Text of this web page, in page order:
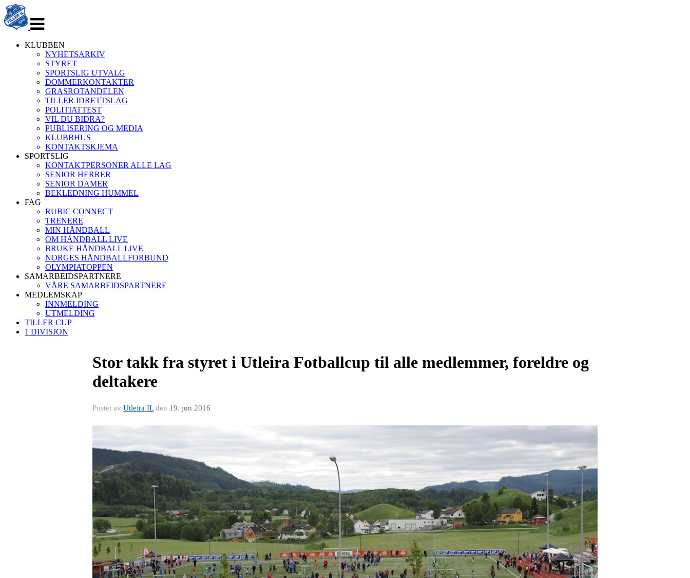
navigasjon
KLUBBEN
NYHETSARKIV
STYRET
SPORTSLIG UTVALG
DOMMERKONTAKTER
GRASROTANDELEN
TILLER IDRETTSLAG
POLITIATTEST
VIL DU BIDRA?
PUBLISERING OG MEDIA
KLUBBHUS
KONTAKTSKJEMA
SPORTSLIG
KONTAKTPERSONER ALLE LAG
SENIOR HERRER
SENIOR DAMER
BEKLEDNING HUMMEL
FAG
RUBIC CONNECT
TRENERE
MIN HÅNDBALL
OM HÅNDBALL LIVE
BRUKE HÅNDBALL LIVE
NORGES HÅNDBALLFORBUND
OLYMPIATOPPEN
SAMARBEIDSPARTNERE
VÅRE SAMARBEIDSPARTNERE
MEDLEMSKAP
INNMELDING
UTMELDING
TILLER CUP
1 DIVISJON
Stor takk fra styret i Utleira Fotballcup til alle medlemmer, foreldre og
deltakere
Postet av Utleira ILden 19. jun 2016